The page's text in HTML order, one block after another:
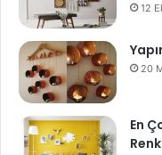
12
20
En